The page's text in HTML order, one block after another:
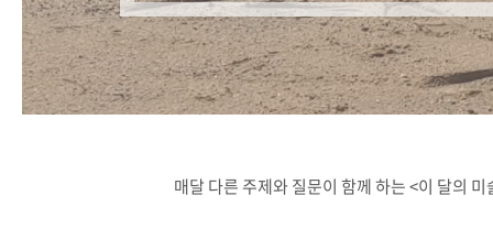
매달 다른 주제와 질문이 함께 하는 <이 달의